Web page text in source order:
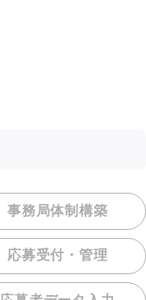
事務局体制構築
応募受付・管理